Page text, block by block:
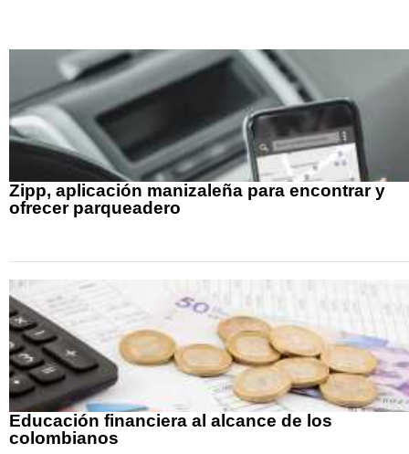
Zipp, aplicación manizaleña para encontrar y
ofrecer parqueadero
Educación financiera al alcance de los
colombianos